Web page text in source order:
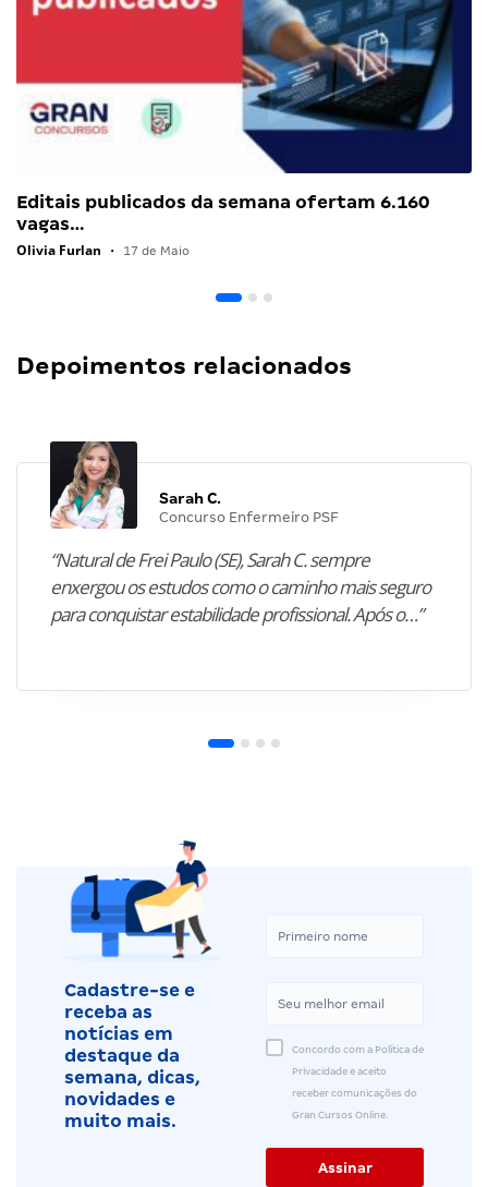
Editais publicados da semana ofertam 6.160
vagas…
Olivia Furlan • 17 de Maio
Depoimentos relacionados
Sarah C.
Concurso Enfermeiro PSF
“Natural de Frei Paulo (SE), Sarah C. sempre
enxergou os estudos como o caminho mais seguro
para conquistar estabilidade profissional. Após o…”
Cadastre-se e
receba as
notícias em
destaque da
semana, dicas,
novidades e
muito mais.
Concordo com a Política de
Privacidade e aceito
receber comunicações do
Gran Cursos Online.